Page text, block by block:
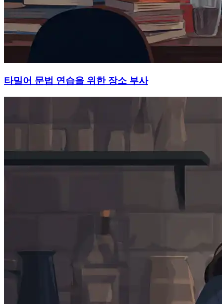
타밀어 문법 연습을 위한 장소 부사